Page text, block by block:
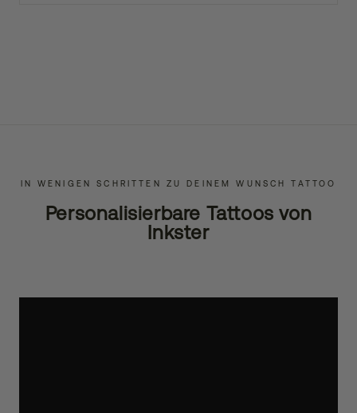
IN WENIGEN SCHRITTEN ZU DEINEM WUNSCH TATTOO
Personalisierbare Tattoos von
Inkster